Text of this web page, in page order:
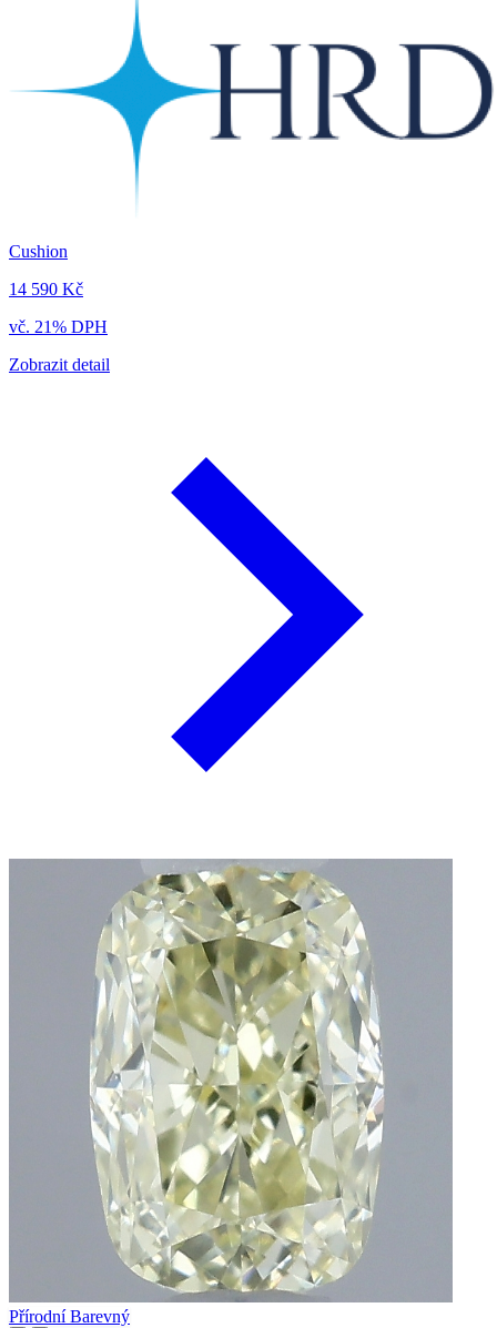
Cushion
14 590 Kč
vč. 21% DPH
Zobrazit detail
Přírodní Barevný